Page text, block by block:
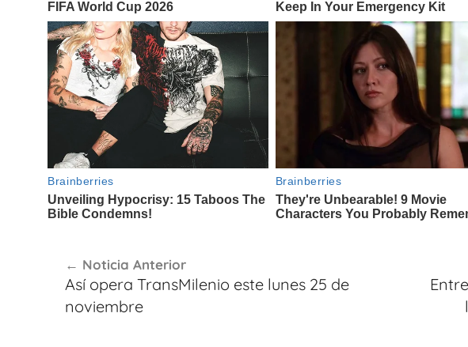
de
entradas
Noticia Anterior
Así opera TransMilenio este lunes 25 de
noviembre